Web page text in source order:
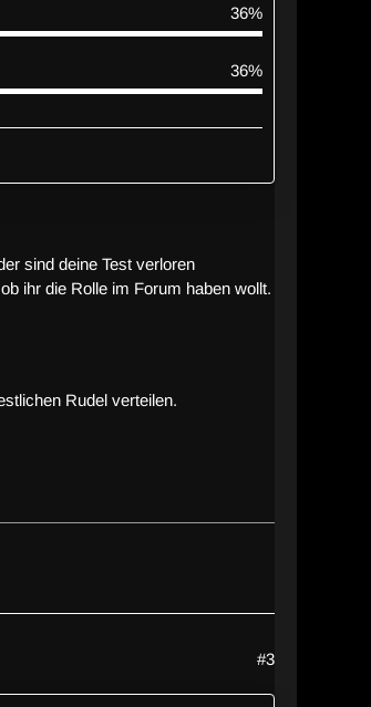
36%
36%
sind deine Test verloren
ihr die Rolle im Forum haben wollt.
Rudel verteilen.
#3